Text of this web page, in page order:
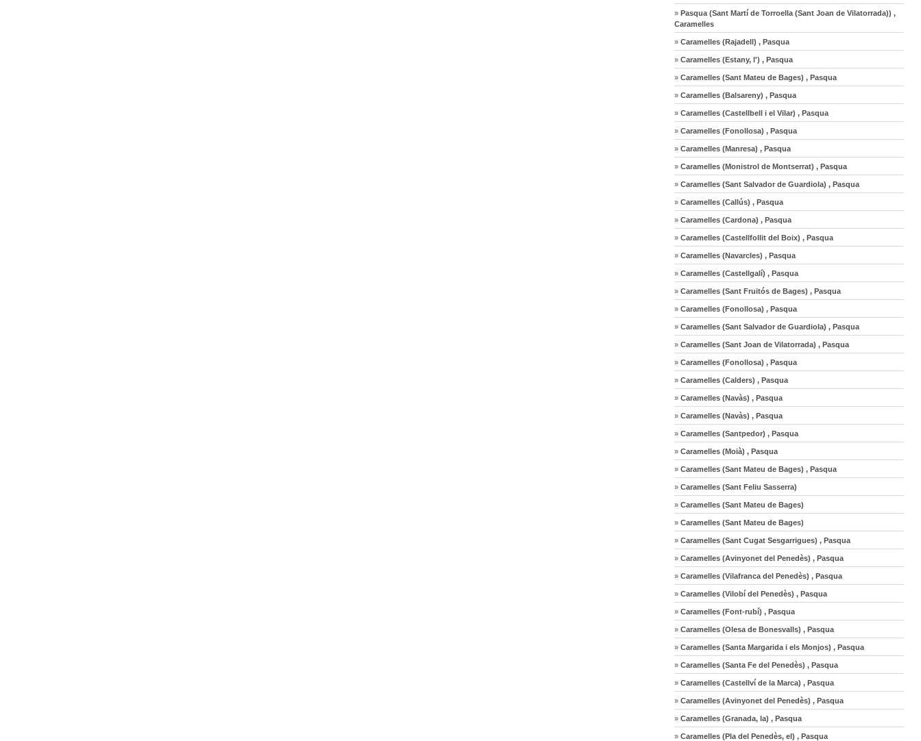
» Pasqua (Sant Martí de Torroella (Sant Joan de Vilatorrada)) ,
Caramelles
» Caramelles (Rajadell) , Pasqua
» Caramelles (Estany, l') , Pasqua
» Caramelles (Sant Mateu de Bages) , Pasqua
» Caramelles (Balsareny) , Pasqua
» Caramelles (Castellbell i el Vilar) , Pasqua
» Caramelles (Fonollosa) , Pasqua
» Caramelles (Manresa) , Pasqua
» Caramelles (Monistrol de Montserrat) , Pasqua
» Caramelles (Sant Salvador de Guardiola) , Pasqua
» Caramelles (Callús) , Pasqua
» Caramelles (Cardona) , Pasqua
» Caramelles (Castellfollit del Boix) , Pasqua
» Caramelles (Navarcles) , Pasqua
» Caramelles (Castellgalí) , Pasqua
» Caramelles (Sant Fruitós de Bages) , Pasqua
» Caramelles (Fonollosa) , Pasqua
» Caramelles (Sant Salvador de Guardiola) , Pasqua
» Caramelles (Sant Joan de Vilatorrada) , Pasqua
» Caramelles (Fonollosa) , Pasqua
» Caramelles (Calders) , Pasqua
» Caramelles (Navàs) , Pasqua
» Caramelles (Navàs) , Pasqua
» Caramelles (Santpedor) , Pasqua
» Caramelles (Moià) , Pasqua
» Caramelles (Sant Mateu de Bages) , Pasqua
» Caramelles (Sant Feliu Sasserra)
» Caramelles (Sant Mateu de Bages)
» Caramelles (Sant Mateu de Bages)
» Caramelles (Sant Cugat Sesgarrigues) , Pasqua
» Caramelles (Avinyonet del Penedès) , Pasqua
» Caramelles (Vilafranca del Penedès) , Pasqua
» Caramelles (Vilobí del Penedès) , Pasqua
» Caramelles (Font-rubí) , Pasqua
» Caramelles (Olesa de Bonesvalls) , Pasqua
» Caramelles (Santa Margarida i els Monjos) , Pasqua
» Caramelles (Santa Fe del Penedès) , Pasqua
» Caramelles (Castellví de la Marca) , Pasqua
» Caramelles (Avinyonet del Penedès) , Pasqua
» Caramelles (Granada, la) , Pasqua
» Caramelles (Pla del Penedès, el) , Pasqua